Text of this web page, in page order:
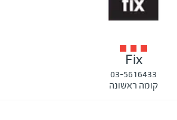
Fix
03-5616433
קומה ראשונה